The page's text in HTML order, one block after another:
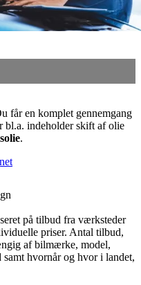
får en komplet gennemgang
bl.a. indeholder skift af olie
.
på tilbud fra værksteder
priser. Antal tilbud,
af bilmærke, model,
hvornår og hvor i landet,